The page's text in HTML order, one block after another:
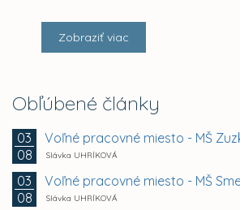
Zobraziť viac
Obľúbené články
03
08
Slávka UHRÍKOVÁ
03
08
Slávka UHRÍKOVÁ